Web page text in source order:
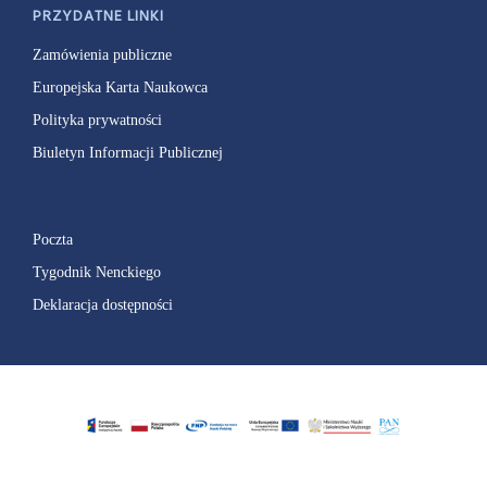
PRZYDATNE LINKI
Zamówienia publiczne
Europejska Karta Naukowca
Polityka prywatności
Biuletyn Informacji Publicznej
Poczta
Tygodnik Nenckiego
Deklaracja dostępności